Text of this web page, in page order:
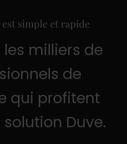
simple et rapide
les milliers de
de
qui profitent
Duve.